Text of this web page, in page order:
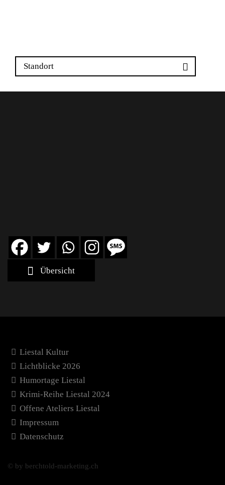
Standort
Übersicht
Liestal Kultur
Lichtblicke 2026
Humortage Liestal
Krimi-Reihe Liestal 2024
Offene Ateliers Liestal
Impressum
Datenschutz
© by berchtold-marketing.ch